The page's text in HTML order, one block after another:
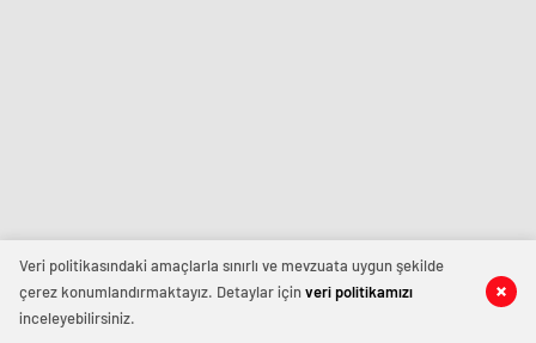
Veri politikasındaki amaçlarla sınırlı ve mevzuata uygun şekilde
çerez konumlandırmaktayız. Detaylar içinveri politikamızı
inceleyebilirsiniz.